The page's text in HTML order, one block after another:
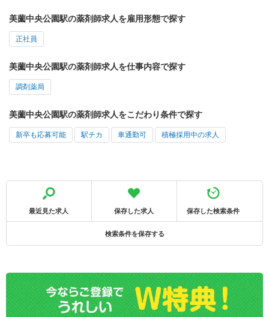
美薗中央公園駅の薬剤師求人を雇用形態で探す
正社員
美薗中央公園駅の薬剤師求人を仕事内容で探す
調剤薬局
美薗中央公園駅の薬剤師求人をこだわり条件で探す
新卒も応募可能 駅チカ 車通勤可 積極採用中の求人
最近見た求人 保存した求人 保存した検索条件
検索条件を保存する